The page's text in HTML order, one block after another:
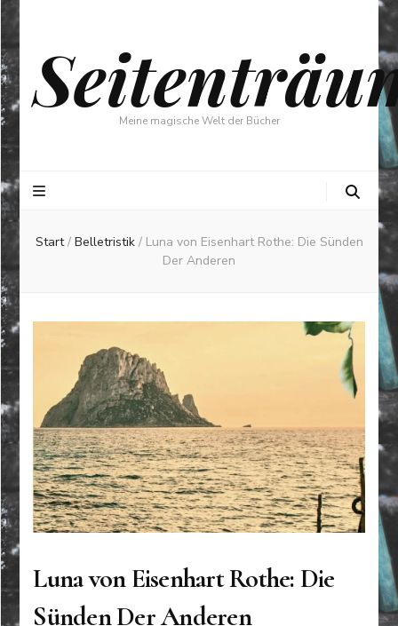
Meine magische Welt der Bücher
Start / Belletristik / Luna von Eisenhart Rothe: Die Sünden
Der Anderen
Luna von Eisenhart Rothe: Die
Sünden Der Anderen